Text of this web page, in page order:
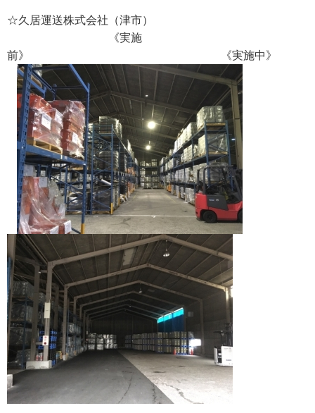
☆久居運送株式会社（津市）
《実施
前》 《実施中》